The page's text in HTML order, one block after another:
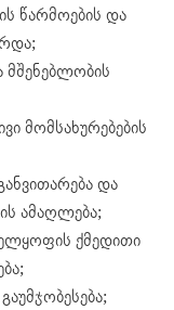
წარმოების და
მშენებლობის
მომსახურებების
და
ამაღლება;
ქმედითი